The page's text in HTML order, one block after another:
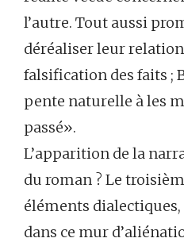
l’autre. Tout aussi
déréaliser leur
falsification des faits ;
pente naturelle à les
passé».
L’apparition de la
du roman ? Le
éléments
dans ce mur